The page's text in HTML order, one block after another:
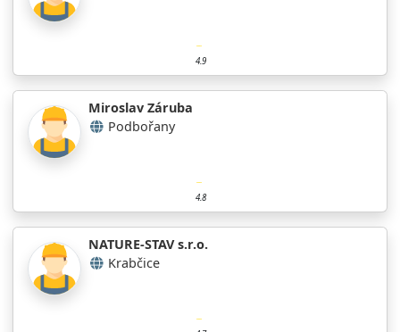
4.9
Miroslav Záruba
Podbořany
4.8
NATURE-STAV s.r.o.
Krabčice